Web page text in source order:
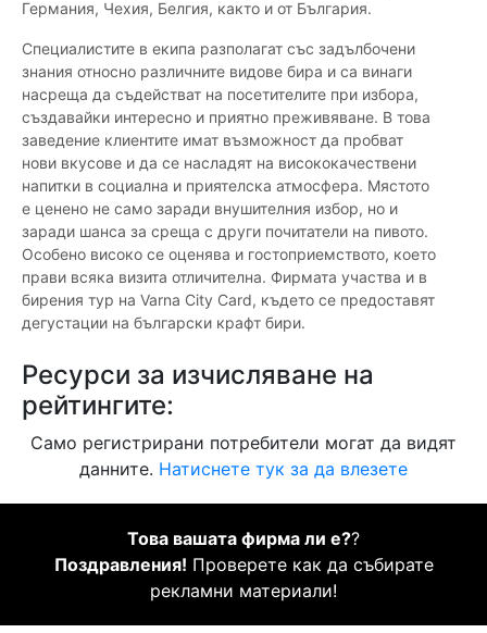
Германия, Чехия, Белгия, както и от България.
Специалистите в екипа разполагат със задълбочени
знания относно различните видове бира и са винаги
насреща да съдействат на посетителите при избора,
създавайки интересно и приятно преживяване. В това
заведение клиентите имат възможност да пробват
нови вкусове и да се насладят на висококачествени
напитки в социална и приятелска атмосфера. Мястото
е ценено не само заради внушителния избор, но и
заради шанса за среща с други почитатели на пивото.
Особено високо се оценява и гостоприемството, което
прави всяка визита отличителна. Фирмата участва и в
бирения тур на Varna City Card, където се предоставят
дегустации на български крафт бири.
Ресурси за изчисляване на
рейтингите:
Само регистрирани потребители могат да видят
данните. Натиснете тук за да влезете
Това вашата фирма ли е??
Поздравления! Проверете как да събирате
рекламни материали!